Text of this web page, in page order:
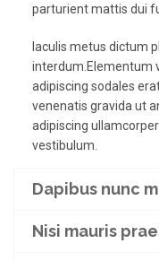
parturient mattis dui
Iaculis metus dictum
interdum.Elementum
adipiscing sodales
venenatis gravida ut
adipiscing
vestibulum.
Dapibus nunc
Nisi mauris